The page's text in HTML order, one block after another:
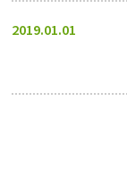
2019.01.01